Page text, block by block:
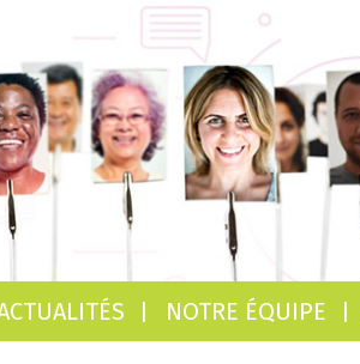
NOTRE ÉQUIPE